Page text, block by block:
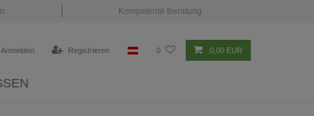
Kompetente Beratung
Anmelden Registrieren 0 0,00 EUR